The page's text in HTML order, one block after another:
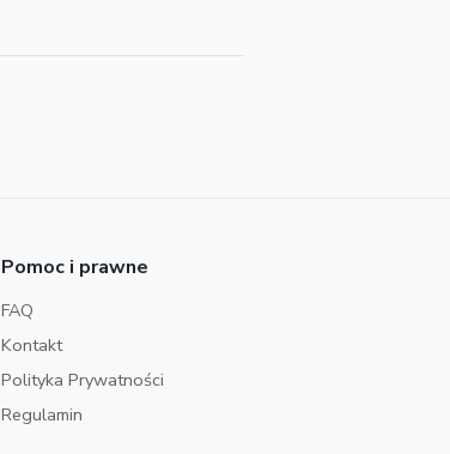
Pomoc i prawne
FAQ
Kontakt
Polityka Prywatności
Regulamin